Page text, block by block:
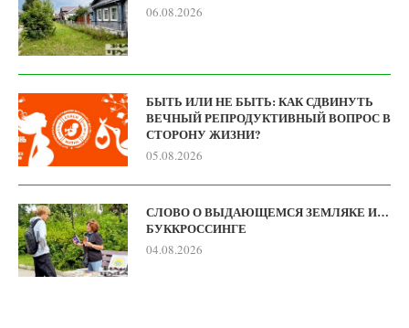
06.08.2026
БЫТЬ ИЛИ НЕ БЫТЬ: КАК СДВИНУТЬ
ВЕЧНЫЙ РЕПРОДУКТИВНЫЙ ВОПРОС В
СТОРОНУ ЖИЗНИ?
05.08.2026
СЛОВО О ВЫДАЮЩЕМСЯ ЗЕМЛЯКЕ И…
БУККРОССИНГЕ
04.08.2026